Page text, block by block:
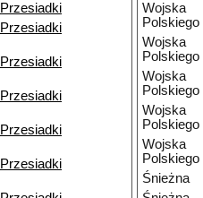
Przesiadki
Przesiadki
Przesiadki
Przesiadki
Przesiadki
Przesiadki
Wojska
Polskiego
Wojska
Polskiego
Wojska
Polskiego
Wojska
Polskiego
Wojska
Polskiego
Śnieżna